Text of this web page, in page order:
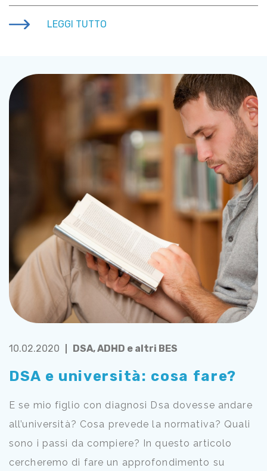
LEGGI TUTTO
10.02.2020 DSA, ADHD e altri BES
DSA e università: cosa fare?
E se mio figlio con diagnosi Dsa dovesse andare
all’università? Cosa prevede la normativa? Quali
sono i passi da compiere? In questo articolo
cercheremo di fare un approfondimento su